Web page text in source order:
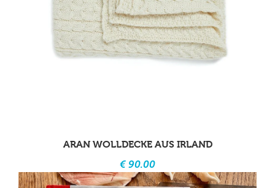
ARAN WOLLDECKE AUS IRLAND
€ 90.00